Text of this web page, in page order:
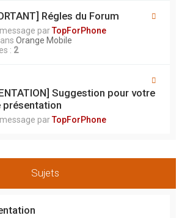
Régles du Forum
parTopForPhone
Orange Mobile
: 2
Suggestion pour votre
présentation
parTopForPhone
Sujets